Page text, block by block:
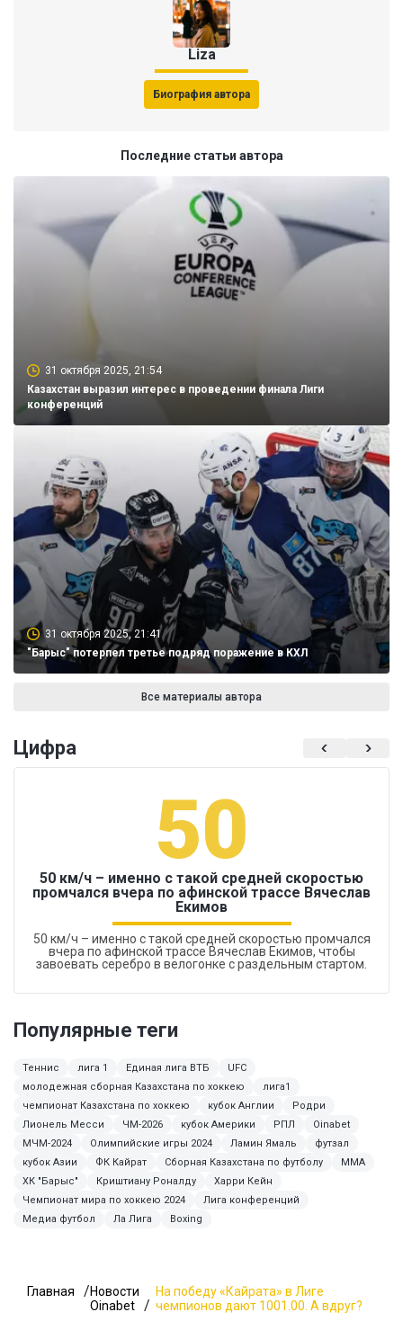
Liza
Биография автора
Последние статьи автора
31 октября 2025, 21:54
Казахстан выразил интерес в проведении финала Лиги
конференций
31 октября 2025, 21:41
"Барыс" потерпел третье подряд поражение в КХЛ
Все материалы автора
Цифра
50
50 км/ч – именно с такой средней скоростью
промчался вчера по афинской трассе Вячеслав
Екимов
50 км/ч – именно с такой средней скоростью промчался
вчера по афинской трассе Вячеслав Екимов, чтобы
завоевать серебро в велогонке с раздельным стартом.
Популярные теги
Теннис лига 1 Единая лига ВТБ
UFC
молодежная сборная Казахстана по хоккею
лига1
чемпионат Казахстана по хоккею
кубок Англии
Родри
Лионель Месси
ЧМ-2026 кубок Америки РПЛ
Oinabet
МЧМ-2024
Олимпийские игры 2024 Ламин Ямаль
футзал
кубок Азии
ФК Кайрат Сборная Казахстана по футболу
ММА
ХК "Барыс"
Криштиану Роналду
Харри Кейн
Чемпионат мира по хоккею 2024
Лига конференций
Медиа футбол
Ла Лига Boxing
Главная
Новости
Oinabet
На победу «Кайрата» в Лиге
чемпионов дают 1001.00. А вдруг?